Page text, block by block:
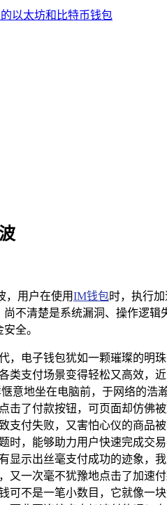
，用户在使用IM钱包时，执行
不清楚是系统漏洞、操作逻
全。
，电子钱包犹如一颗璀璨的明
类支付场景变得轻松又高效
意地坐在电脑前，于网络的
击了付款按钮，可页面却仿
支付失败，又害怕心仪的商品
时，能够助力用户快速完成交
显示出丝毫支付成功的迹象，
又一次毫不犹豫地点击了加速
可不是一笔小数目，它就像一